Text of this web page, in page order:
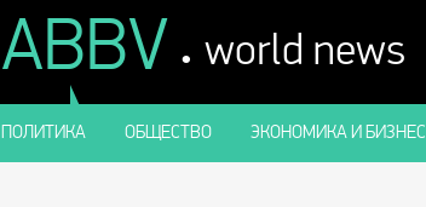
ABBV . world news
ПОЛИТИКА ОБЩЕСТВО ЭКОНОМИКА И БИЗНЕС